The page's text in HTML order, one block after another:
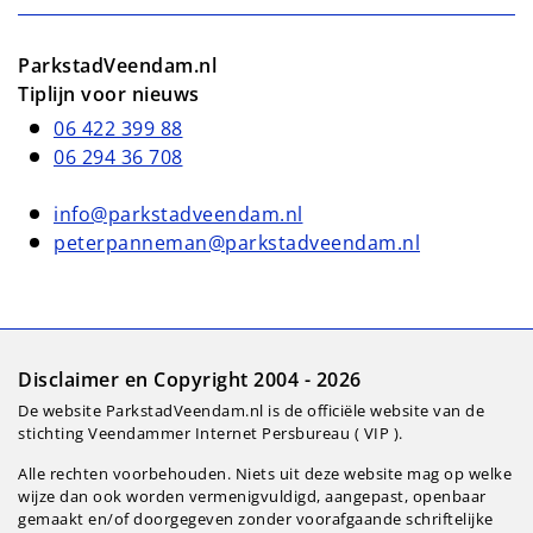
ParkstadVeendam.nl
Tiplijn voor nieuws
06 422 399 88
06 294 36 708
info@parkstadveendam.nl
peterpanneman@parkstadveendam.nl
Disclaimer en Copyright 2004 - 2026
De website ParkstadVeendam.nl is de officiële website van de
stichting Veendammer Internet Persbureau ( VIP ).
Alle rechten voorbehouden. Niets uit deze website mag op welke
wijze dan ook worden vermenigvuldigd, aangepast, openbaar
gemaakt en/of doorgegeven zonder voorafgaande schriftelijke